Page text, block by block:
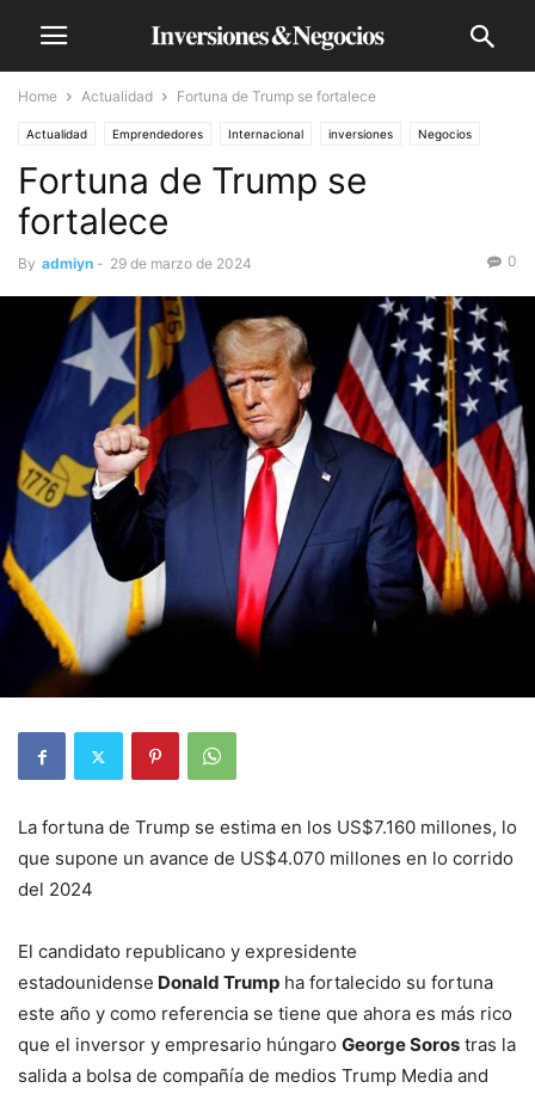
Home Actualidad Fortuna de Trump se fortalece
Actualidad Emprendedores Internacional inversiones Negocios
Tecnología
Fortuna de Trump se
fortalece
By admiyn - 29 de marzo de 2024 0
La fortuna de Trump se estima en los US$7.160 millones, lo
que supone un avance de US$4.070 millones en lo corrido
del 2024
El candidato republicano y expresidente
estadounidense Donald Trump ha fortalecido su fortuna
este año y como referencia se tiene que ahora es más rico
que el inversor y empresario húngaro George Soros tras la
salida a bolsa de compañía de medios Trump Media and